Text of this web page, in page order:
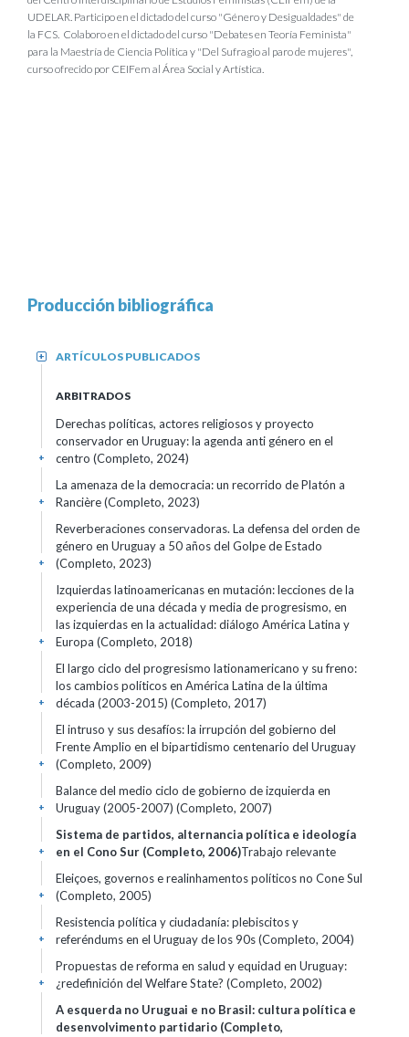
UDELAR. Participo en el dictado del curso "Género y Desigualdades" de
la FCS. Colaboro en el dictado del curso "Debates en Teoría Feminista"
para la Maestría de Ciencia Política y "Del Sufragio al paro de mujeres",
curso ofrecido por CEIFem al Área Social y Artística.
Producción bibliográfica
ARTÍCULOS PUBLICADOS
+
ARBITRADOS
Derechas políticas, actores religiosos y proyecto
conservador en Uruguay: la agenda anti género en el
centro (Completo, 2024)
+
La amenaza de la democracia: un recorrido de Platón a
Rancière (Completo, 2023)
+
Reverberaciones conservadoras. La defensa del orden de
género en Uruguay a 50 años del Golpe de Estado
(Completo, 2023)
+
Izquierdas latinoamericanas en mutación: lecciones de la
experiencia de una década y media de progresismo, en
las izquierdas en la actualidad: diálogo América Latina y
Europa (Completo, 2018)
+
El largo ciclo del progresismo lationamericano y su freno:
los cambios políticos en América Latina de la última
década (2003-2015) (Completo, 2017)
+
El intruso y sus desafíos: la irrupción del gobierno del
Frente Amplio en el bipartidismo centenario del Uruguay
(Completo, 2009)
+
Balance del medio ciclo de gobierno de izquierda en
Uruguay (2005-2007) (Completo, 2007)
+
Sistema de partidos, alternancia política e ideología
en el Cono Sur (Completo, 2006)Trabajo relevante
+
Eleiçoes, governos e realinhamentos políticos no Cone Sul
(Completo, 2005)
+
Resistencia política y ciudadanía: plebiscitos y
referéndums en el Uruguay de los 90s (Completo, 2004)
+
Propuestas de reforma en salud y equidad en Uruguay:
¿redefinición del Welfare State? (Completo, 2002)
+
A esquerda no Uruguai e no Brasil: cultura política e
desenvolvimento partidario (Completo,